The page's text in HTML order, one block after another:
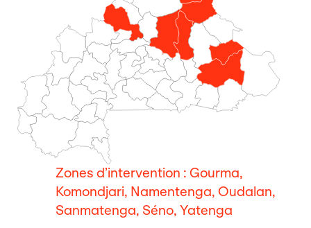
Zones d’intervention : Gourma,
Komondjari, Namentenga, Oudalan,
Sanmatenga, Séno, Yatenga